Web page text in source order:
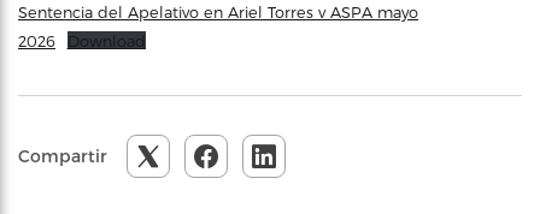
Sentencia del Apelativo en Ariel Torres v ASPA mayo
2026
Download
Compartir